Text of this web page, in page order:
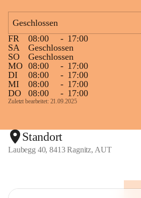
Geschlossen
FR
08:00 - 17:00
SA
Geschlossen
SO
Geschlossen
MO 08:00 - 17:00
DI
08:00 - 17:00
MI
08:00 - 17:00
DO
08:00 - 17:00
Zuletzt bearbeitet: 21.09.2025
Standort
Laubegg 40, 8413 Ragnitz, AUT